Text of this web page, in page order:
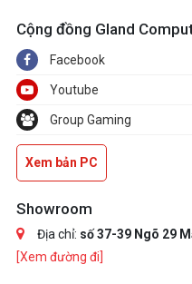
Cộng đồng Gland
Facebook
Youtube
Group Gaming
Xem bản PC
Showroom
Địa chỉ: số 37-39 Ngõ 29
[Xem đường đi]